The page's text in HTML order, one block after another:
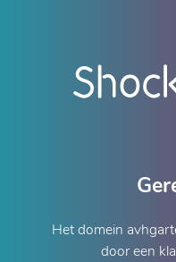
Het domein
door een